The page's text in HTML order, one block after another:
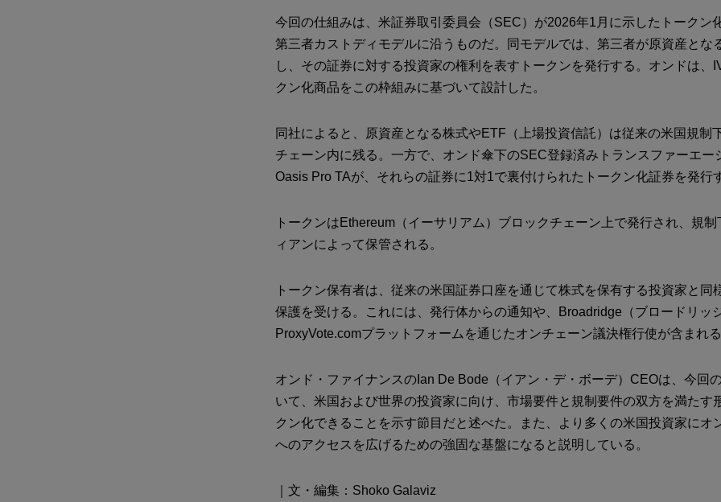
今回の仕組みは、米証券取引委員会（SEC）が2026年1月に示したトークン
第三者カストディモデルに沿うものだ。同モデルでは、第三者が原資産とな
し、その証券に対する投資家の権利を表すトークンを発行する。オンドは、
クン化商品をこの枠組みに基づいて設計した。
同社によると、原資産となる株式やETF（上場投資信託）は従来の米国規制
チェーン内に残る。一方で、オンド傘下のSEC登録済みトランスファーエー
Oasis Pro TAが、それらの証券に1対1で裏付けられたトークン化証券を発行
トークンはEthereum（イーサリアム）ブロックチェーン上で発行され、規
ィアンによって保管される。
トークン保有者は、従来の米国証券口座を通じて株式を保有する投資家と同
保護を受ける。これには、発行体からの通知や、Broadridge（ブロードリッ
ProxyVote.comプラットフォームを通じたオンチェーン議決権行使が含まれ
オンド・ファイナンスのIan De Bode（イアン・デ・ボーデ）CEOは、今回
いて、米国および世界の投資家に向け、市場要件と規制要件の双方を満たす
クン化できることを示す節目だと述べた。また、より多くの米国投資家にオ
へのアクセスを広げるための強固な基盤になると説明している。
｜文・編集：Shoko Galaviz